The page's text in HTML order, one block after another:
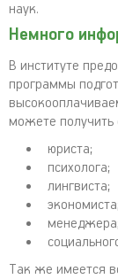
наук.
Немного
В институте
программы
можете получить
юриста;
психолога;
лингвиста;
Так же имеется